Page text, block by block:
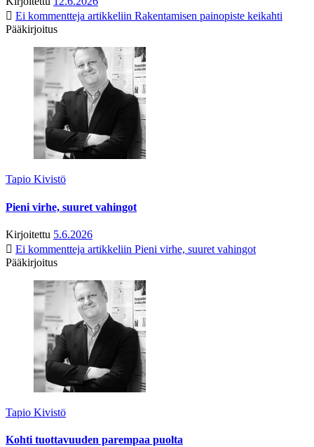
Ei kommentteja artikkeliin Rakentamisen painopiste keikahti
Pääkirjoitus
Tapio Kivistö
Pieni virhe, suuret vahingot
Kirjoitettu 5.6.2026
Ei kommentteja artikkeliin Pieni virhe, suuret vahingot
Pääkirjoitus
Tapio Kivistö
Kohti tuottavuuden parempaa puolta